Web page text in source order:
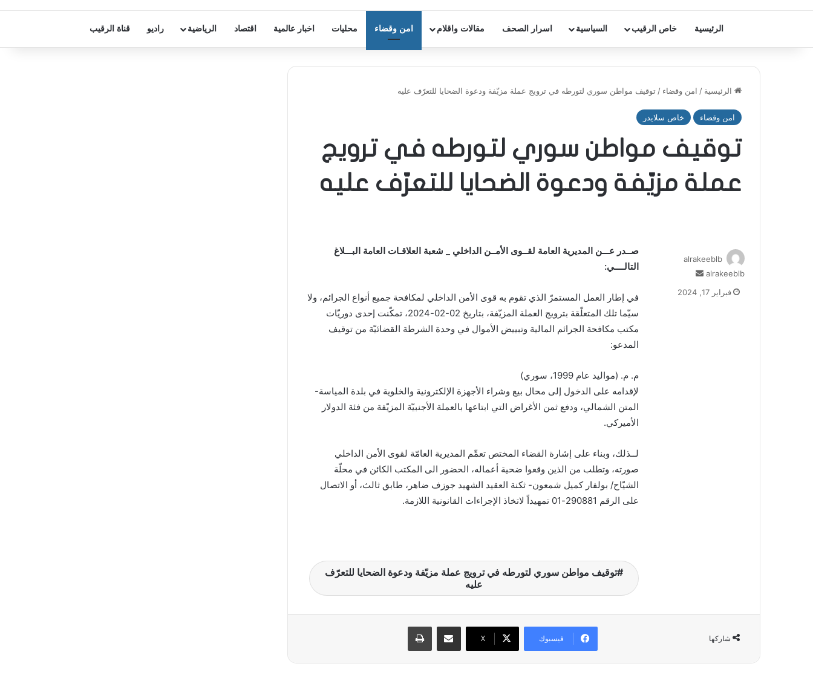
الرئيسية خاص الرقيب السياسية اسرار الصحف مقالات واقلام امن وقضاء محليات اخبار عالمية اقتصاد الرياضية راديو قناة الرقيب
الرئيسية / امن وقضاء / توقيف مواطن سوري لتورطه في ترويج عملة مزيّفة ودعوة الضحايا للتعرّف عليه
امن وقضاء خاص سلايدر
توقيف مواطن سوري لتورطه في ترويج
عملة مزيّفة ودعوة الضحايا للتعرّف عليه
صــدر عـــن المديرية العامة لقــوى الأمــن الداخلي _ شعبة العلاقـات العامة البـــلاغ
التالــــي:
في إطار العمل المستمرّ الذي تقوم به قوى الأمن الداخلي لمكافحة جميع أنواع الجرائم، ولا
سيّما تلك المتعلّقة بترويج العملة المزيّفة، بتاريخ 02-02-2024، تمكّنت إحدى دوريّات
مكتب مكافحة الجرائم المالية وتبييض الأموال في وحدة الشرطة القضائيّة من توقيف
المدعو:
م. م. (مواليد عام 1999، سوري)
لإقدامه على الدخول إلى محال بيع وشراء الأجهزة الإلكترونية والخلوية في بلدة المياسة-
المتن الشمالي، ودفع ثمن الأغراض التي ابتاعها بالعملة الأجنبيّة المزيّفة من فئة الدولار
الأميركي.
لــذلك، وبناء على إشارة القضاء المختص تعمِّم المديرية العامّة لقوى الأمن الداخلي
صورته، وتطلب من الذين وقعوا ضحية أعماله، الحضور الى المكتب الكائن في محلّة
الشيّاح/ بولفار كميل شمعون- ثكنة العقيد الشهيد جوزف ضاهر، طابق ثالث، أو الاتصال
على الرقم 290881-01 تمهيداً لاتخاذ الإجراءات القانونية اللازمة.
توقيف مواطن سوري لتورطه في ترويج عملة مزيّفة ودعوة الضحايا للتعرّف
عليه
alrakeeblb
alrakeeblb
أرسل
إلكترونيا
فبراير 17, 2024
شاركها فيسبوك X
مشاركة عبر البريد طباعة